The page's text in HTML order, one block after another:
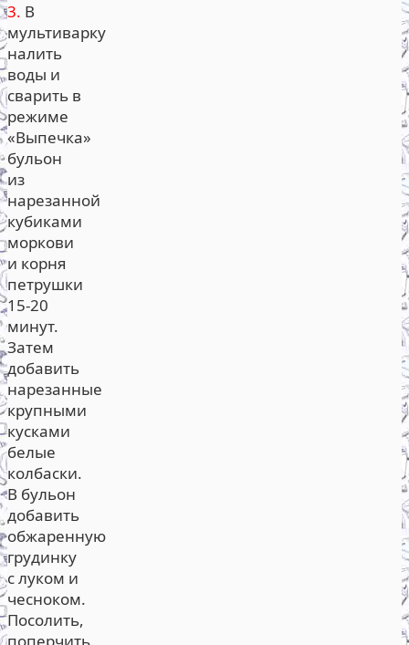
3. В
мультиварку
налить
воды и
сварить в
режиме
«Выпечка»
бульон
из
нарезанной
кубиками
моркови
и корня
петрушки
15-20
минут.
Затем
добавить
нарезанные
крупными
кусками
белые
колбаски.
В бульон
добавить
обжаренную
грудинку
с луком и
чесноком.
Посолить,